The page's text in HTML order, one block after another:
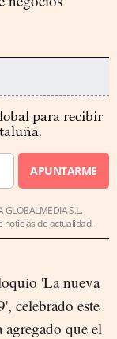
para recibir
APUNTARME
S.L.
de actualidad.
'La nueva
celebrado este
que el